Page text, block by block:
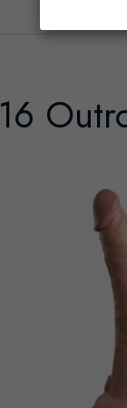
16